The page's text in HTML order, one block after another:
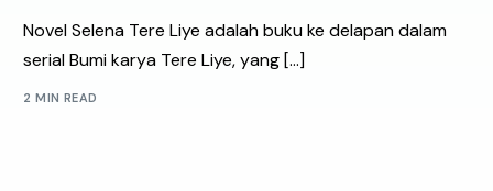
Novel Selena Tere Liye adalah buku ke delapan dalam
serial Bumi karya Tere Liye, yang […]
2 MIN READ